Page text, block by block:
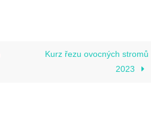
Kurz řezu ovocných stromů
2023